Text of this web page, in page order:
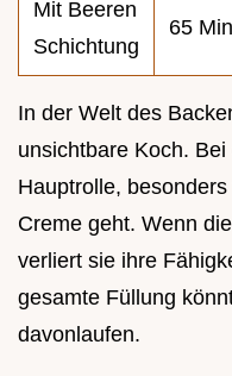
Mit Beeren
Schichtung
65
In der Welt des
unsichtbare Koch.
Hauptrolle,
Creme geht. Wenn
verliert sie ihre
gesamte Füllung
davonlaufen.